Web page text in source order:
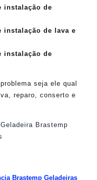
instalação de
instalação de lava e
instalação de
seja ele qual
reparo, conserto e
Brastemp Geladeiras